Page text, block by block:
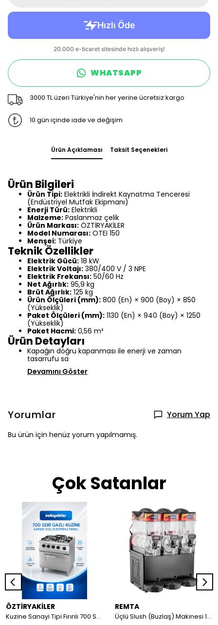
WHATSAPP
3000 TL üzeri Türkiye'nin her yerine ücretsiz kargo
10 gün içinde iade ve değişim
Ürün Açıklaması Taksit Seçenekleri
Ürün Bilgileri
Ürün Tipi: Elektrikli İndirekt Kaynatma Tenceresi
(Endüstriyel Mutfak Ekipmanı)
Enerji Türü: Elektrikli
Malzeme: Paslanmaz çelik
Ürün Markası: ÖZTİRYAKİLER
Model Numarası: OTEI 150
Menşei: Türkiye
Teknik Özellikler
Elektrik Gücü: 18 kW
Elektrik Voltajı: 380/400 V / 3 NPE
Elektrik Frekansı: 50/60 Hz
Net Ağırlık: 95,9 kg
Brüt Ağırlık: 125 kg
Ürün Ölçüleri (mm): 800 (En) × 900 (Boy) × 850
(Yükseklik)
Paket Ölçüleri (mm): 1130 (En) × 940 (Boy) × 1250
(Yükseklik)
Paket Hacmi: 0,56 m³
Ürün Detayları
Kapağın doğru kapanması ile enerji ve zaman
tasarrufu sa
Devamını Göster
Yorumlar Yorum Yap
Bu ürün için henüz yorum yapılmamış.
Çok Satanlar
ÖZTİRYAKİLER
Kuzine Sanayi Tipi Fırınlı 700 Seri Gazlı 4 Açık Ateş 80x70x85 (Lp)-2X6Kw+2X7,5Kw+6Kw Elektrikli Fırın
REMTA
Üçlü Slush (Buzlaş) Makinesi 12+12+12 lt